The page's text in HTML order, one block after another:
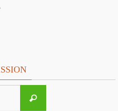
Recherche